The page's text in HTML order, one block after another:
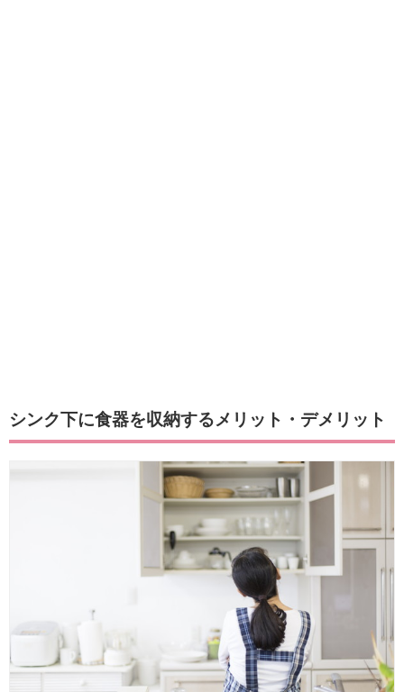
シンク下に食器を収納するメリット・デメリット